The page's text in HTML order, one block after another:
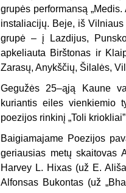
grupės performansą
instaliacijų. Beje, iš
grupė – į Lazdijus,
apkeliauta Birštonas ir
Zarasų, Anykščių, Šilalės,
Gegužės 25–ąją Kaune
kuriantis eiles vienkiemio
poezijos rinkinį „Toli
Baigiamajame Poezijos
geriausias metų skaitovas
Harvey L. Hixas (už E.
Alfonsas Bukontas (už